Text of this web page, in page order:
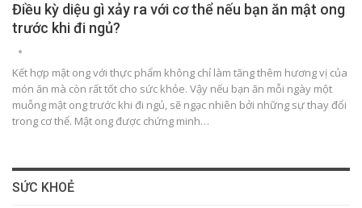
Điều kỳ diệu gì xảy ra với cơ thể nếu bạn ăn mật ong
trước khi đi ngủ?
Kết hợp mật ong với thực phẩm không chỉ làm tăng thêm hương vị của
món ăn mà còn rất tốt cho sức khỏe. Vậy nếu bạn ăn mỗi ngày một
muỗng mật ong trước khi đi ngủ, sẽ ngạc nhiên bởi những sự thay đổi
trong cơ thể. Mật ong được chứng minh…
SỨC KHOẺ